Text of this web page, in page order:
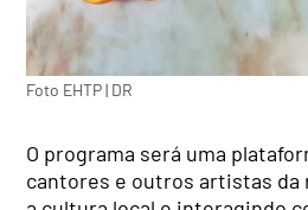
Foto EHTP | DR
O programa será uma
cantores e outros artistas da